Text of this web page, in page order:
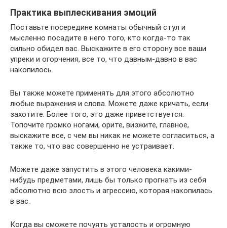
Практика выплескивания эмоций
Поставьте посередине комнаты обычный стул и
мысленно посадите в него того, кто когда-то так
сильно обидел вас. Выскажите в его сторону все ваши
упреки и огорчения, все то, что давным-давно в вас
накопилось.
Вы также можете применять для этого абсолютно
любые выражения и слова. Можете даже кричать, если
захотите. Более того, это даже приветствуется.
Топочите громко ногами, орите, визжите, главное,
выскажите все, с чем вы никак не можете согласиться, а
также то, что вас совершенно не устраивает.
Можете даже запустить в этого человека какими-
нибудь предметами, лишь бы только прогнать из себя
абсолютно всю злость и агрессию, которая накопилась
в вас.
Когда вы сможете почуять усталость и огромную